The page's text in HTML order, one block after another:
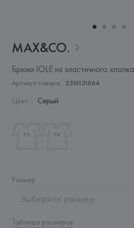
MAX&CO.
Брюки IOLE из эластичного хлопка
Артикул товара: 2516131064
Цвет: Серый
Размер:
Выберите размер
Таблица размеров